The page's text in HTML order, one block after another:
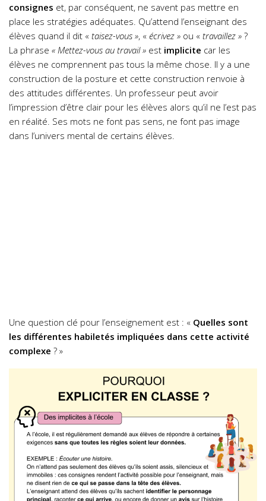
consignes et, par conséquent, ne savent pas mettre en
place les stratégies adéquates. Qu’attend l’enseignant des
élèves quand il dit « taisez-vous », « écrivez » ou « travaillez » ?
La phrase « Mettez-vous au travail» est implicite car les
élèves ne comprennent pas tous la même chose. Il y a une
construction de la posture et cette construction renvoie à
des attitudes différentes. Un professeur peut avoir
l’impression d’être clair pour les élèves alors qu’il ne l’est pas
en réalité. Ses mots ne font pas sens, ne font pas image
dans l’univers mental de certains élèves.
Une question clé pour l’enseignement est : « Quelles sont
les différentes habiletés impliquées dans cette activité
complexe ? »